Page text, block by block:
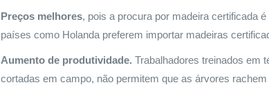
Preços melhores, pois a procura por madeira certificada
países como Holanda preferem importar madeiras
Aumento de produtividade. Trabalhadores treinados em
cortadas em campo, não permitem que as árvores